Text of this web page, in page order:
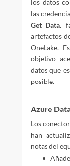
los datos
las
Get Data,
artefactos
OneLake.
objetivo
datos que
posible.
Azure
Los
han
notas del